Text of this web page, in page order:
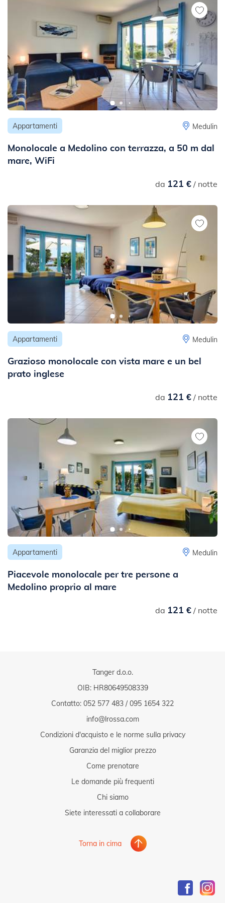
- fino alla successiva strada rumorosa e con traffico (via
principale, autostrada ecc.): 50 m
- strada asfaltata: 10 m
- fino alla stazione ferroviaria più vicina: 10 km
Appartamenti Medulin
Monolocale a Medolino con terrazza, a 50 m dal
mare, WiFi
da 121 €/ notte
Appartamenti Medulin
Grazioso monolocale con vista mare e un bel
prato inglese
da 121 €/ notte
Appartamenti Medulin
Piacevole monolocale per tre persone a
Medolino proprio al mare
da 121 €/ notte
Tanger d.o.o.
OIB: HR80649508339
Contatto: 052 577 483 /095 1654 322
info@lrossa.com
Condizioni d'acquisto e le norme sulla privacy
Garanzia del miglior prezzo
Come prenotare
Le domande più frequenti
Chi siamo
Siete interessati a collaborare
Torna in cima